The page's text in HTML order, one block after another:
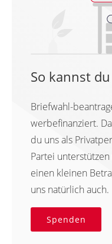
So kannst
Briefwahl-
werbefinanziert.
du uns als
Partei
einen kleinen
uns natürlich auch.
Spenden